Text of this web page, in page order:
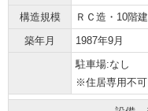
構造規模
ＲＣ造・10階建
築年月
1987年9月
駐車場:なし
※住居専用不